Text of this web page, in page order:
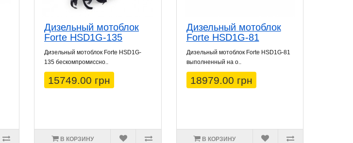
Дизельный мотоблок
Forte HSD1G-135
Дизельный мотоблок Forte HSD1G-
135 бескомпромиссно..
15749.00 грн
В КОРЗИНУ
Дизельный мотоблок
Forte HSD1G-81
Дизельный мотоблок Forte HSD1G-81
выполненный на о..
18979.00 грн
В КОРЗИНУ